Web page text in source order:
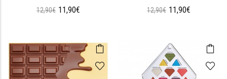
12,90€ 11,90€ 12,90€ 11,90€